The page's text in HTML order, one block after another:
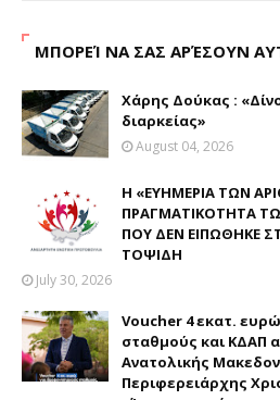
ΜΠΟΡΕΊ ΝΑ ΣΑΣ ΑΡΈΣΟΥΝ
Χάρης Δούκας :
διαρκείας»
August 04, 2026
Η «ΕΥΗΜΕΡΙΑ ΤΩΝ
ΠΡΑΓΜΑΤΙΚΟΤΗΤΑ
ΠΟΥ ΔΕΝ ΕΙΠΩΘΗΚΕ
ΤΟΨΙΔΗ
July 30, 2026
Voucher 4 εκατ.
σταθμούς και ΚΔΑΠ
Ανατολικής
Περιφερειάρχης